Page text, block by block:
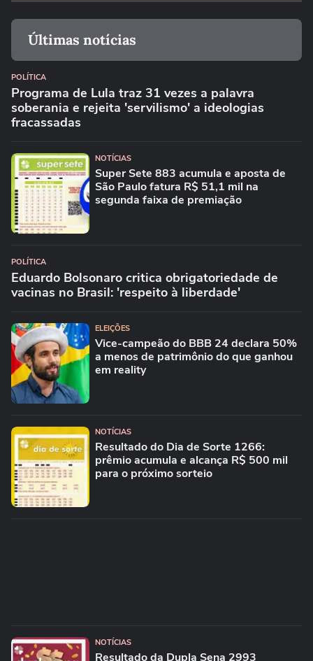
Últimas notícias
POLÍTICA
Programa de Lula traz 31 vezes a palavra
soberania e rejeita 'servilismo' a ideologias
fracassadas
NOTÍCIAS
Super Sete 883 acumula e aposta de
São Paulo fatura R$ 51,1 mil na
segunda faixa de premiação
POLÍTICA
Eduardo Bolsonaro critica obrigatoriedade de
vacinas no Brasil: 'respeito à liberdade'
ELEIÇÕES
Vice-campeão do BBB 24 declara 50%
a menos de patrimônio do que ganhou
em reality
NOTÍCIAS
Resultado do Dia de Sorte 1266:
prêmio acumula e alcança R$ 500 mil
para o próximo sorteio
NOTÍCIAS
Resultado da Dupla Sena 2993